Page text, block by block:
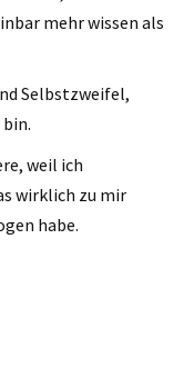
mehr wissen als
Selbstzweifel,
weil ich
wirklich zu mir
habe.